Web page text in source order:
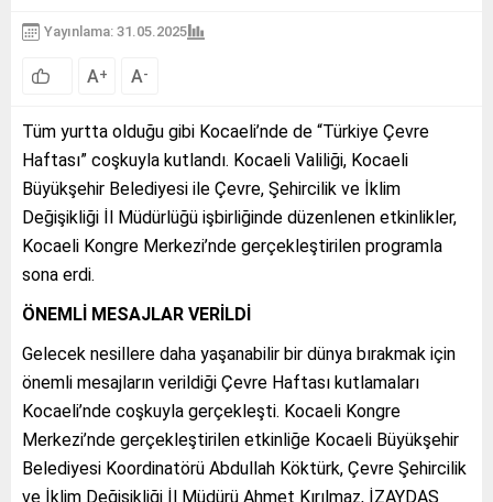
Yayınlama: 31.05.2025
A+ A-
Tüm yurtta olduğu gibi Kocaeli’nde de “Türkiye Çevre
Haftası” coşkuyla kutlandı. Kocaeli Valiliği, Kocaeli
Büyükşehir Belediyesi ile Çevre, Şehircilik ve İklim
Değişikliği İl Müdürlüğü işbirliğinde düzenlenen etkinlikler,
Kocaeli Kongre Merkezi’nde gerçekleştirilen programla
sona erdi.
ÖNEMLİ MESAJLAR VERİLDİ
Gelecek nesillere daha yaşanabilir bir dünya bırakmak için
önemli mesajların verildiği Çevre Haftası kutlamaları
Kocaeli’nde coşkuyla gerçekleşti. Kocaeli Kongre
Merkezi’nde gerçekleştirilen etkinliğe Kocaeli Büyükşehir
Belediyesi Koordinatörü Abdullah Köktürk, Çevre Şehircilik
ve İklim Değişikliği İl Müdürü Ahmet Kırılmaz, İZAYDAŞ